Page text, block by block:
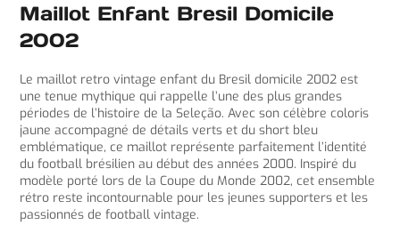
Maillot Enfant Bresil Domicile
2002
Le maillot retro vintage enfant du Bresil domicile 2002 est
une tenue mythique qui rappelle l’une des plus grandes
périodes de l’histoire de la Seleção. Avec son célèbre coloris
jaune accompagné de détails verts et du short bleu
emblématique, ce maillot représente parfaitement l’identité
du football brésilien au début des années 2000. Inspiré du
modèle porté lors de la Coupe du Monde 2002, cet ensemble
rétro reste incontournable pour les jeunes supporters et les
passionnés de football vintage.